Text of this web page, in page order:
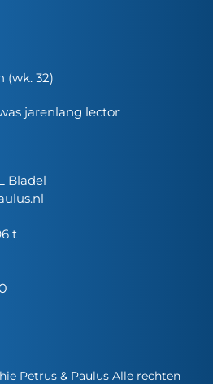
(wk. 32)
jarenlang lector
Bladel
t
Petrus & Paulus Alle rechten